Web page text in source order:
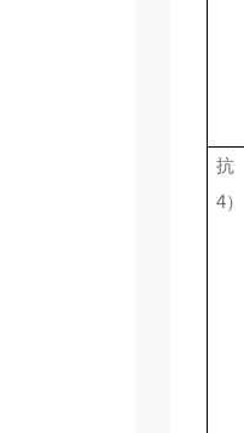
抗
4）